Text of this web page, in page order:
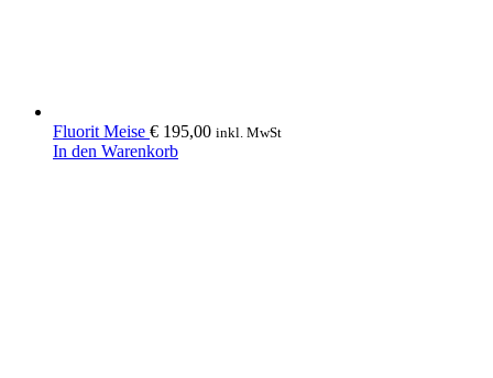
Fluorit Meise € 195,00 inkl. MwSt
In den Warenkorb